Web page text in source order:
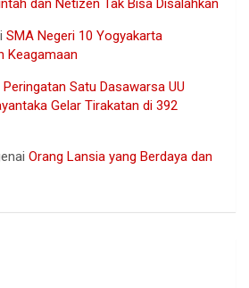
dan Netizen Tak Bisa Disalahkan
SMA Negeri 10 Yogyakarta
Keagamaan
Peringatan Satu Dasawarsa UU
Gelar Tirakatan di 392
Orang Lansia yang Berdaya dan